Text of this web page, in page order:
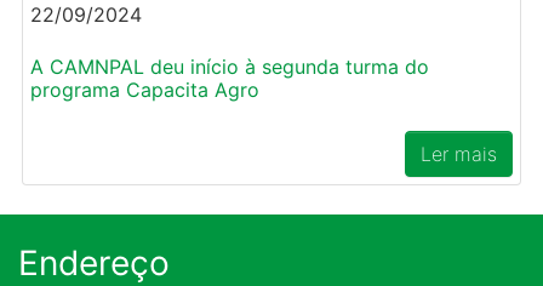
22/09/2024
A CAMNPAL deu início à segunda turma do
programa Capacita Agro
Ler mais
Endereço